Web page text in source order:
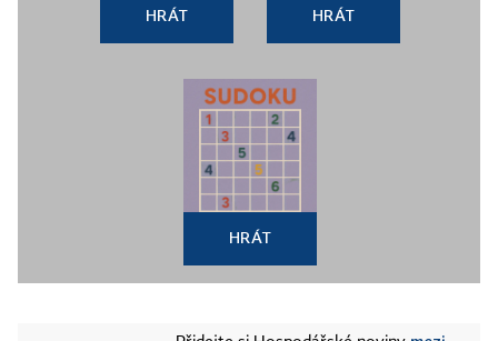
HRÁT HRÁT
HRÁT